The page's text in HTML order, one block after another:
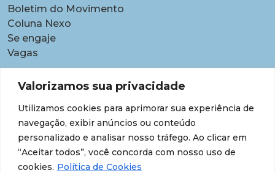
Valorizamos sua privacidade
Utilizamos cookies para aprimorar sua experiência de
navegação, exibir anúncios ou conteúdo
personalizado e analisar nosso tráfego. Ao clicar em
“Aceitar todos”, você concorda com nosso uso de
cookies. Política de Cookies
Boletim do Movimento
Coluna Nexo
Se engaje
Vagas
Pautas
Carreiras
Contratações temporárias
Equidade étnico-racial
Equidade para Mulheres
Gestão de desempenho e desenvolvimento